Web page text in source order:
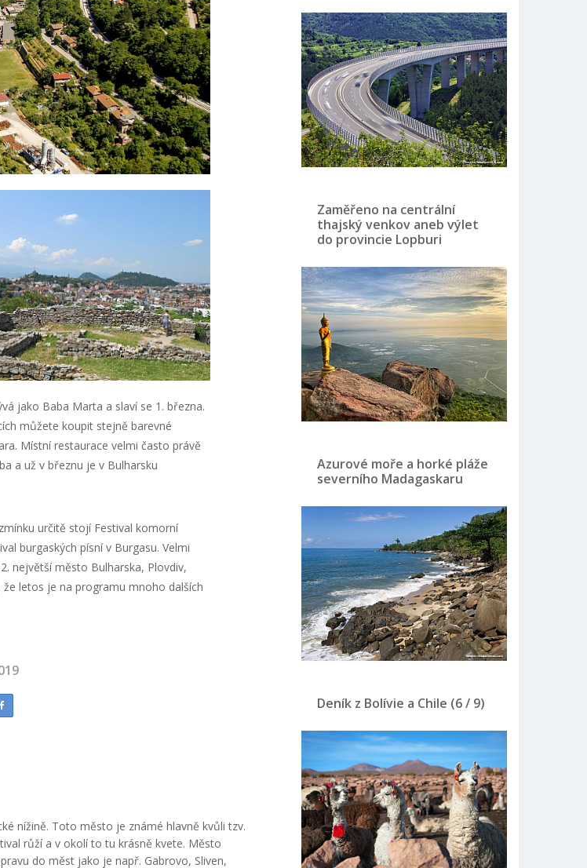
jako Baba Marta a slaví se 1. března.
můžete koupit stejně barevné
Místní restaurace velmi často právě
a už v březnu je v Bulharsku
určitě stojí Festival komorní
burgaských písní v Burgasu. Velmi
největší město Bulharska, Plovdiv,
letos je na programu mnoho dalších
nížině. Toto město je známé hlavně kvůli tzv.
růží a v okolí to tu krásně kvete. Město
do měst jako je např. Gabrovo, Sliven,
Zaměřeno na centrální
thajský venkov aneb výlet
do provincie Lopburi
Azurové moře a horké pláže
severního Madagaskaru
Deník z Bolívie a Chile (6 / 9)